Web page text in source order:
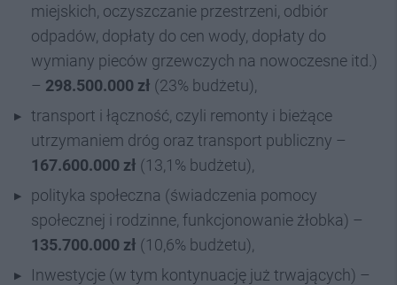
miejskich, oczyszczanie przestrzeni, odbiór
odpadów, dopłaty do cen wody, dopłaty do
wymiany pieców grzewczych na nowoczesne itd.)
– 298.500.000 zł (23% budżetu),
transport i łączność, czyli remonty i bieżące
utrzymaniem dróg oraz transport publiczny –
167.600.000 zł (13,1% budżetu),
polityka społeczna (świadczenia pomocy
społecznej i rodzinne, funkcjonowanie żłobka) –
135.700.000 zł (10,6% budżetu),
Inwestycje (w tym kontynuację już trwających) –